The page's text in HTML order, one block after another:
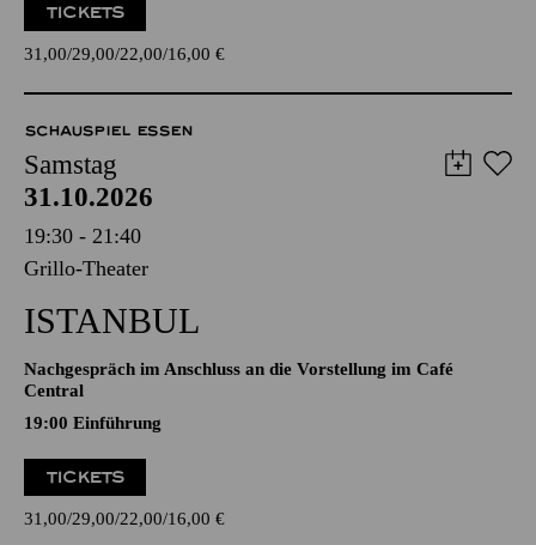
TICKETS
31,00 29,00 22,00 16,00 €
SCHAUSPIEL ESSEN
Samstag
31.10.2026
19:30 - 21:40
Grillo-Theater
ISTANBUL
Nachgespräch im Anschluss an die Vorstellung im Café
Central
19:00 Einführung
TICKETS
31,00 29,00 22,00 16,00 €